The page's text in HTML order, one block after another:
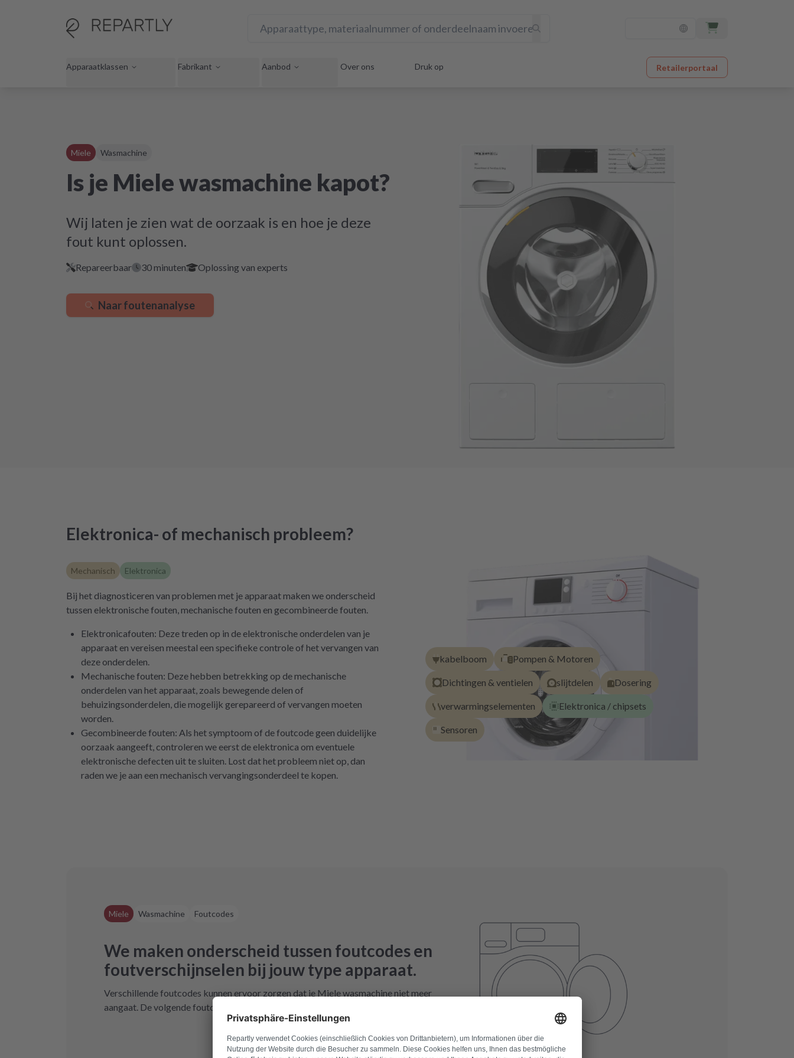
Apparaatklassen Fabrikant Aanbod Over ons Druk op Retailerportaal
Miele Wasmachine
Is je Miele wasmachine kapot?
Wij laten je zien wat de oorzaak is en hoe je deze
fout kunt oplossen.
Repareerbaar 30 minuten Oplossing van experts
Naar foutenanalyse
Elektronica- of mechanisch probleem?
Mechanisch Elektronica
Bij het diagnosticeren van problemen met je apparaat maken we onderscheid
tussen elektronische fouten, mechanische fouten en gecombineerde fouten.
Elektronicafouten: Deze treden op in de elektronische onderdelen van je
apparaat en vereisen meestal een specifieke controle of het vervangen van
deze onderdelen.
Mechanische fouten: Deze hebben betrekking op de mechanische
onderdelen van het apparaat, zoals bewegende delen of
behuizingsonderdelen, die mogelijk gerepareerd of vervangen moeten
worden.
Gecombineerde fouten: Als het symptoom of de foutcode geen duidelijke
oorzaak aangeeft, controleren we eerst de elektronica om eventuele
elektronische defecten uit te sluiten. Lost dat het probleem niet op, dan
raden we je aan een mechanisch vervangingsonderdeel te kopen.
kabelboom Pompen & Motoren
Dichtingen & ventielen slijtdelen Dosering
verwarmingselementen Elektronica / chipsets
Sensoren
Miele Wasmachine Foutcodes
We maken onderscheid tussen foutcodes en
foutverschijnselen bij jouw type apparaat.
Verschillende foutcodes kunnen ervoor zorgen dat je Miele wasmachine niet meer
aangaat. De volgende foutcodes kunnen mogelijke oplossingen zijn.